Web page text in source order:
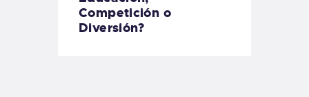
Competición o
Diversión?